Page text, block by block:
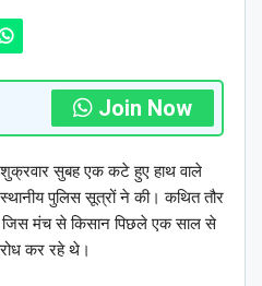
Join Now
शुक्रवार सुबह एक कटे हुए हाथ वाले
पुलिस सूत्रों ने की। कथित तौर
जिस मंच से किसान पिछले एक साल से
कर रहे थे।